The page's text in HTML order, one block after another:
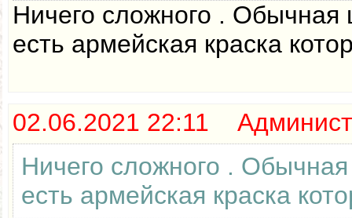
Ничего сложного . Обычная
есть армейская краска
02.06.2021 22:11
Ничего сложного .
есть армейская краска